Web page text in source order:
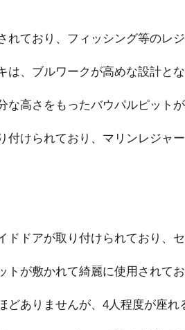
れており、フィッシング等のレ
は、ブルワークが高めな設計と
な高さをもったバウパルピット
付けられており、マリンレジャ
ドドアが取り付けられており、
トが敷かれて綺麗に使用されてお
どありませんが、4人程度が座